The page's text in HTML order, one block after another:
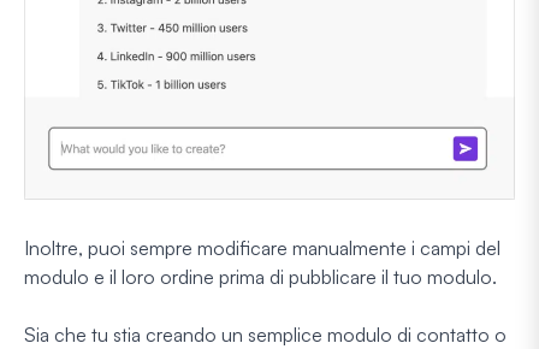
Inoltre, puoi sempre modificare manualmente i campi del
modulo e il loro ordine prima di pubblicare il tuo modulo.
Sia che tu stia creando un semplice modulo di contatto o